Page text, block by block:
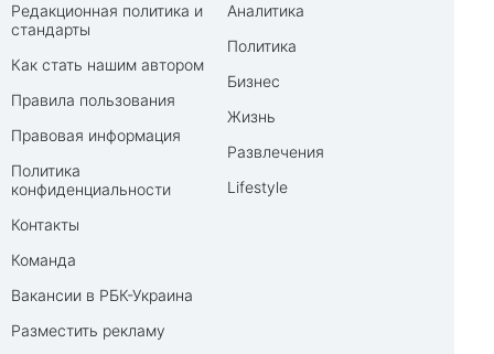
Редакционная политика и
стандарты
Как стать нашим автором
Правила пользования
Правовая информация
Политика
конфиденциальности
Контакты
Команда
Вакансии в РБК-Украина
Разместить рекламу
Аналитика
Политика
Бизнес
Жизнь
Развлечения
Lifestyle